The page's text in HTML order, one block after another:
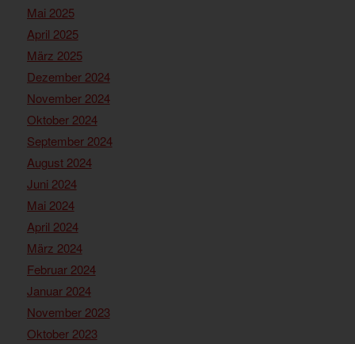
Mai 2025
April 2025
März 2025
Dezember 2024
November 2024
Oktober 2024
September 2024
August 2024
Juni 2024
Mai 2024
April 2024
März 2024
Februar 2024
Januar 2024
November 2023
Oktober 2023